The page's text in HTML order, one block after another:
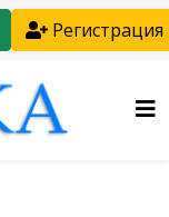
Регистрация